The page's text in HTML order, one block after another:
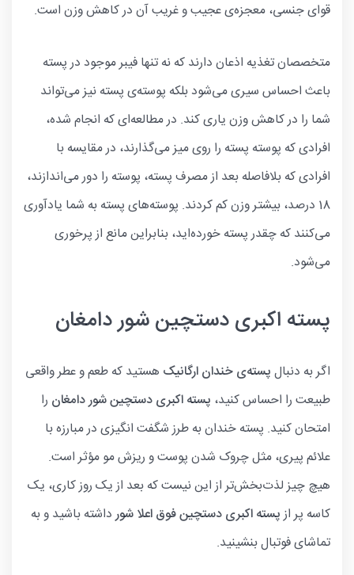
قوای جنسی، معجزه‌ی عجیب و غریب آن در کاهش وزن است.
متخصصان تغذیه اذعان دارند که نه تنها فیبر موجود در پسته
باعث احساس سیری می‌شود بلکه پوسته‌ی پسته نیز می‌تواند
شما را در کاهش وزن یاری کند. در مطالعه‌ای که انجام شده،
افرادی که پوسته پسته را روی میز می‌گذارند، در مقایسه با
افرادی که بلافاصله بعد از مصرف پسته، پوسته را دور می‌اندازند،
18 درصد، بیشتر وزن کم کردند. پوسته‌های پسته به شما یادآوری
می‌کنند که چقدر پسته خورده‌اید، بنابراین مانع از پرخوری
می‌شود.
پسته اکبری دستچین شور دامغان
اگر به دنبالپسته‌ی خندان ارگانیک هستید که طعم و عطر واقعی
طبیعت را احساس کنید، پسته اکبری دستچین شور دامغان را
امتحان کنید. پسته خندان به طرز شگفت انگیزی در مبارزه با
علائم پیری، مثل چروک شدن پوست و ریزش مو مؤثر است.
هیچ چیز لذت‌بخش‌تر از این نیست که بعد از یک روز کاری، یک
کاسه پر ازپسته اکبری دستچین فوق اعلا شورداشته باشید و به
تماشای فوتبال بنشینید.